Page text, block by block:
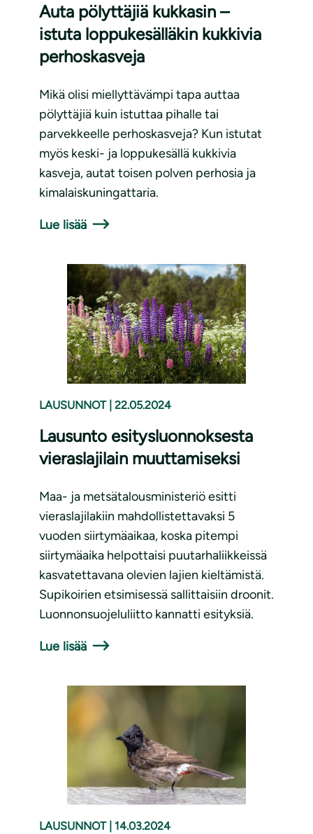
Auta pölyttäjiä kukkasin –
istuta loppukesälläkin kukkivia
perhoskasveja
Mikä olisi miellyttävämpi tapa auttaa
pölyttäjiä kuin istuttaa pihalle tai
parvekkeelle perhoskasveja? Kun istutat
myös keski- ja loppukesällä kukkivia
kasveja, autat toisen polven perhosia ja
kimalaiskuningattaria.
Lue lisää
LAUSUNNOT 22.05.2024
Lausunto esitysluonnoksesta
vieraslajilain muuttamiseksi
Maa- ja metsätalousministeriö esitti
vieraslajilakiin mahdollistettavaksi 5
vuoden siirtymäaikaa, koska pitempi
siirtymäaika helpottaisi puutarhaliikkeissä
kasvatettavana olevien lajien kieltämistä.
Supikoirien etsimisessä sallittaisiin droonit.
Luonnonsuojeluliitto kannatti esityksiä.
Lue lisää
LAUSUNNOT 14.03.2024